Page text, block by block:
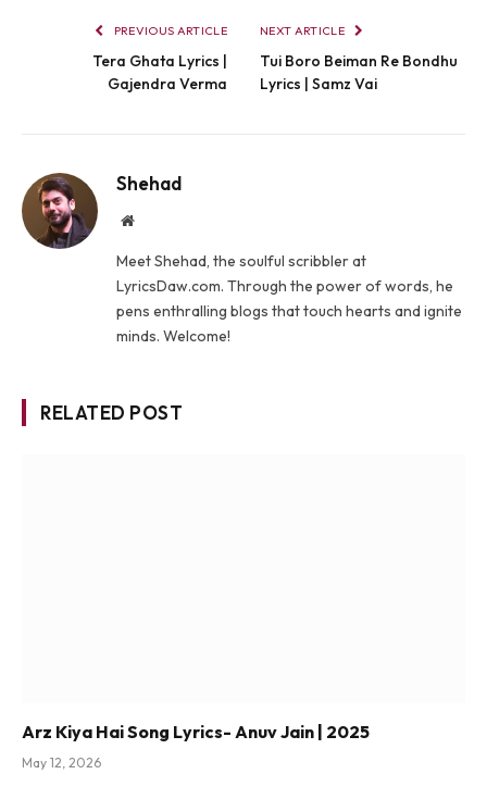
PREVIOUS ARTICLE
Tera Ghata Lyrics |
Gajendra Verma
NEXT ARTICLE
Tui Boro Beiman Re Bondhu
Lyrics | Samz Vai
Shehad
Website
Meet Shehad, the soulful scribbler at
LyricsDaw.com. Through the power of words, he
pens enthralling blogs that touch hearts and ignite
minds. Welcome!
RELATED POST
Arz Kiya Hai Song Lyrics- Anuv Jain | 2025
May 12, 2026